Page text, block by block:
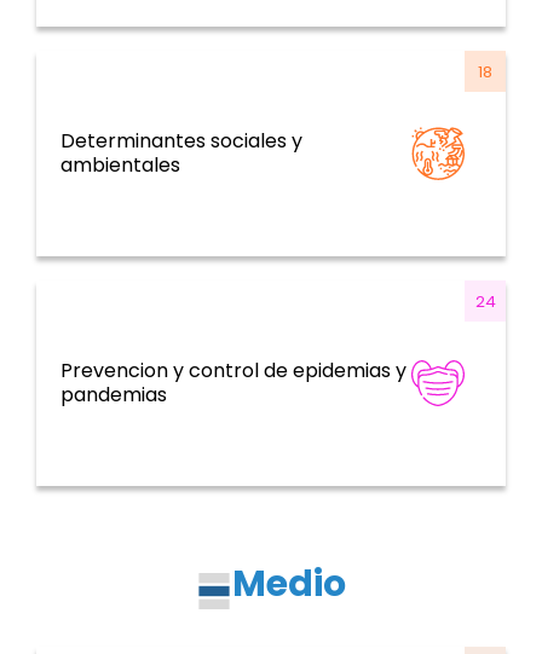
Determinantes sociales y
ambientales
18
Determinantes de la salud y temas
Prevencion y control de epidemias y
pandemias
24
Emergencias de salud
Medio